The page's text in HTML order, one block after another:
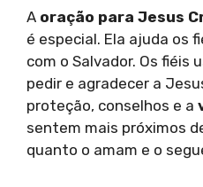
A oração para Jesus
é especial. Ela ajuda os
com o Salvador. Os fiéis
pedir e agradecer a
proteção, conselhos e a
sentem mais próximos
quanto o amam e o